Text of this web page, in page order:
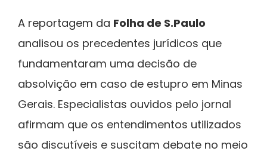
A reportagem da Folha de S.Paulo
analisou os precedentes jurídicos que
fundamentaram uma decisão de
absolvição em caso de estupro em Minas
Gerais. Especialistas ouvidos pelo jornal
afirmam que os entendimentos utilizados
são discutíveis e suscitam debate no meio